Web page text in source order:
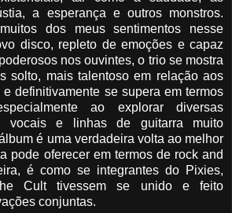
a esperança e outros monstros.
dos meus sentimentos nesse
disco, repleto de emoções e capaz
nos ouvintes, o trio se mostra
solto, mais talentoso em relação aos
definitivamente se supera em termos
ao explorar diversas
vocais e linhas de guitarra muito
é uma verdadeira volta ao melhor
pode oferecer em termos de rock and
é como se integrantes do Pixies,
Cult tivessem se unido e feito
conjuntas.